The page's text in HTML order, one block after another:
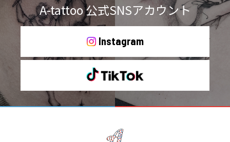
A-tattoo 公式SNSアカウント
Instagram